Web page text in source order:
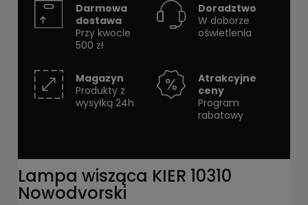
Darmowa
dostawa
Przy kwocie
500 zł
Doradztwo
W doborze
oświetlenia
Magazyn
Produkty z
wysyłką 24h
Atrakcyjne
ceny
Program
rabatowy
Lampa wisząca KIER 10310
Nowodvorski